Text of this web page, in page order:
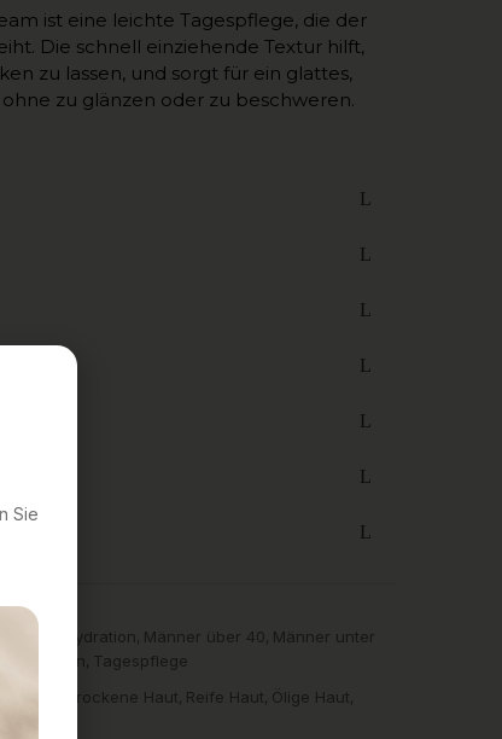
ist eine leichte Tagespflege, die der
Die schnell einziehende Textur hilft,
zu lassen, und sorgt für ein glattes,
zu glänzen oder zu beschweren.
Hydration, Männer über 40, Männer unter
Straffen, Tagespflege
Trockene Haut, Reife Haut, Ölige Haut,
Sie